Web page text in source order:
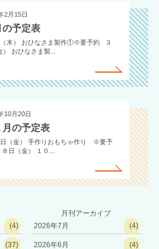
2月15日
の予定表
木） おひなさま製作①※要予約 ３
） おひなさま製...
10月20日
月の予定表
（金） 手作りおもちゃ作り ※要予
日（金） １０...
(4)
(37)
月刊アーカイブ
2026年7月
(4)
2026年6月 (4)